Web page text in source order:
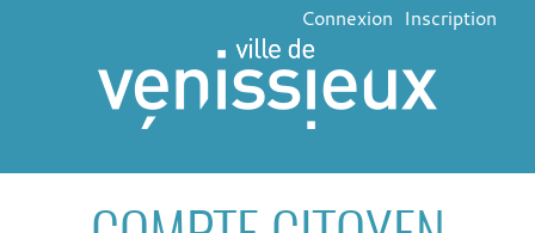
Connexion Inscription